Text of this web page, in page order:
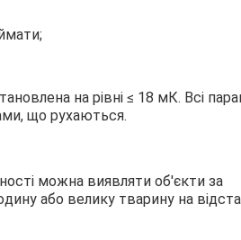
​​на рівні ≤ 18 мК. Всі
що рухаються.
можна виявляти об'єкти за
або велику тварину на